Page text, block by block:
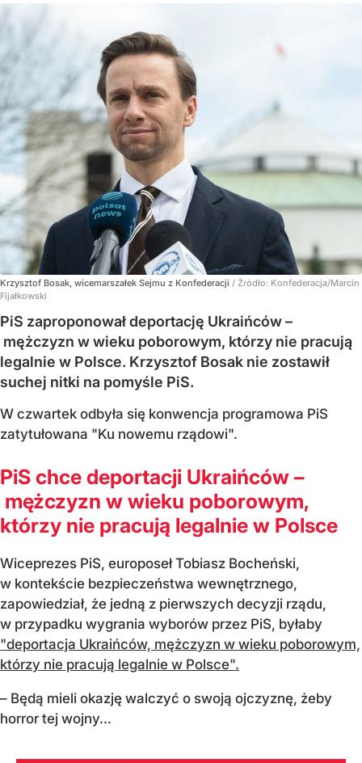
Krzysztof Bosak, wicemarszałek Sejmu z Konfederacji / Źródło: Konfederacja/Marcin
Fijałkowski
PiS zaproponował deportację Ukraińców –
mężczyzn w wieku poborowym, którzy nie pracują
legalnie w Polsce. Krzysztof Bosak nie zostawił
suchej nitki na pomyśle PiS.
W czwartek odbyła się konwencja programowa PiS
zatytułowana "Ku nowemu rządowi".
PiS chce deportacji Ukraińców –
mężczyzn w wieku poborowym,
którzy nie pracują legalnie w Polsce
Wiceprezes PiS, europoseł Tobiasz Bocheński,
w kontekście bezpieczeństwa wewnętrznego,
zapowiedział, że jedną z pierwszych decyzji rządu,
w przypadku wygrania wyborów przez PiS, byłaby
"deportacja Ukraińców, mężczyzn w wieku poborowym,
którzy nie pracują legalnie w Polsce".
– Będą mieli okazję walczyć o swoją ojczyznę, żeby
horror tej wojny...